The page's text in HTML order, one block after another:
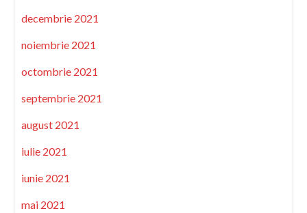
decembrie 2021
noiembrie 2021
octombrie 2021
septembrie 2021
august 2021
iulie 2021
iunie 2021
mai 2021